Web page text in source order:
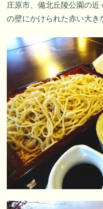
庄原市、備北丘陵公園の
の壁にかけられた赤い大き